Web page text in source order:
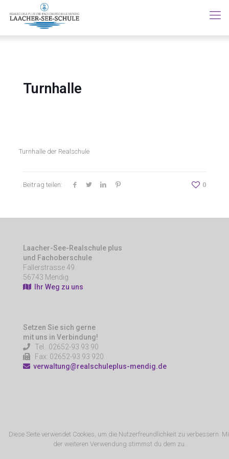
Turnhalle
Turnhalle der Realschule
Beitrag teilen: 0
Laacher-See-Realschule plus
und Fachoberschule
Fallerstrasse 49
56743 Mendig
Ihr Weg zu uns
Setzen Sie sich gerne
mit uns in Verbindung!
Tel.: 02652-93 93 90
Fax: 02652-93 93 920
verwaltung@realschuleplus-mendig.de
Diese Seite verwendet Cookies, um die Nutzerfreundlichkeit zu verbessern.
der weiteren Verwendung stimmst du dem zu.